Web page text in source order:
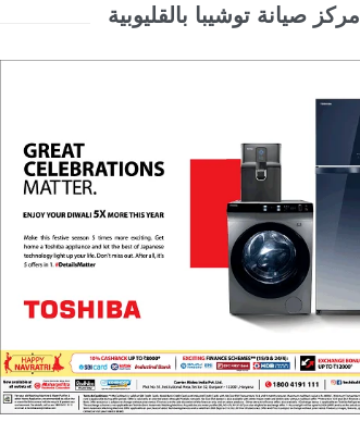
مركز صيانة توشيبا بالقليوبية